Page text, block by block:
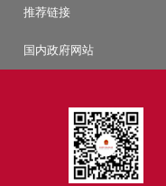
推荐链接
国内政府网站